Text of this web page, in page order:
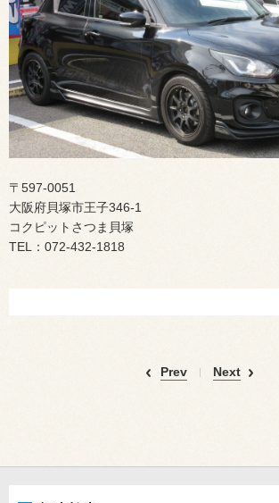
〒597-0051
大阪府貝塚市王子346-1
コクピットさつま貝塚
TEL：072-432-1818
Prev Next